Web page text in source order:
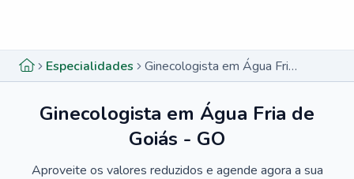
Especialidades Ginecologista em Água Fria de Goiás - GO
Ginecologista em Água Fria de
Goiás - GO
Aproveite os valores reduzidos e agende agora a sua